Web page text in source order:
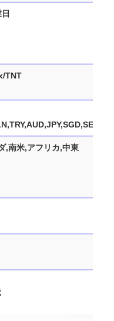
TNT
,南米,アフリカ,中東